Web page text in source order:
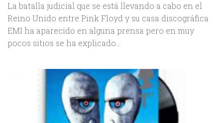
La batalla judicial que se está llevando a cabo en el
Reino Unido entre Pink Floyd y su casa discográfica
EMI ha aparecido en alguna prensa pero en muy
pocos sitios se ha explicado...